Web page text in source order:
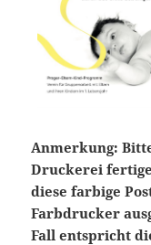
Anmerkung:
Druckerei
diese farbige
Farbdrucker
Fall entspricht